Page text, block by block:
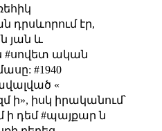
դրսևորում էր,
յան և
#սովետ ական
#1940
«
ի», իսկ իրականում՝
ի դեմ #պայքար ն